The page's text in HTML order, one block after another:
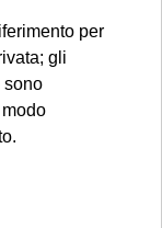
per
gli
sono